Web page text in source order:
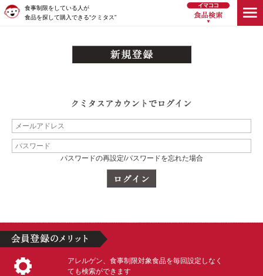
食事制限をしている人が
食品を探して購入できる“クミタス”
パスワードの再設定/パスワードを忘れた場合
アレルゲン、食事制限対象食品を毎回設定しなく
ても検索ができます